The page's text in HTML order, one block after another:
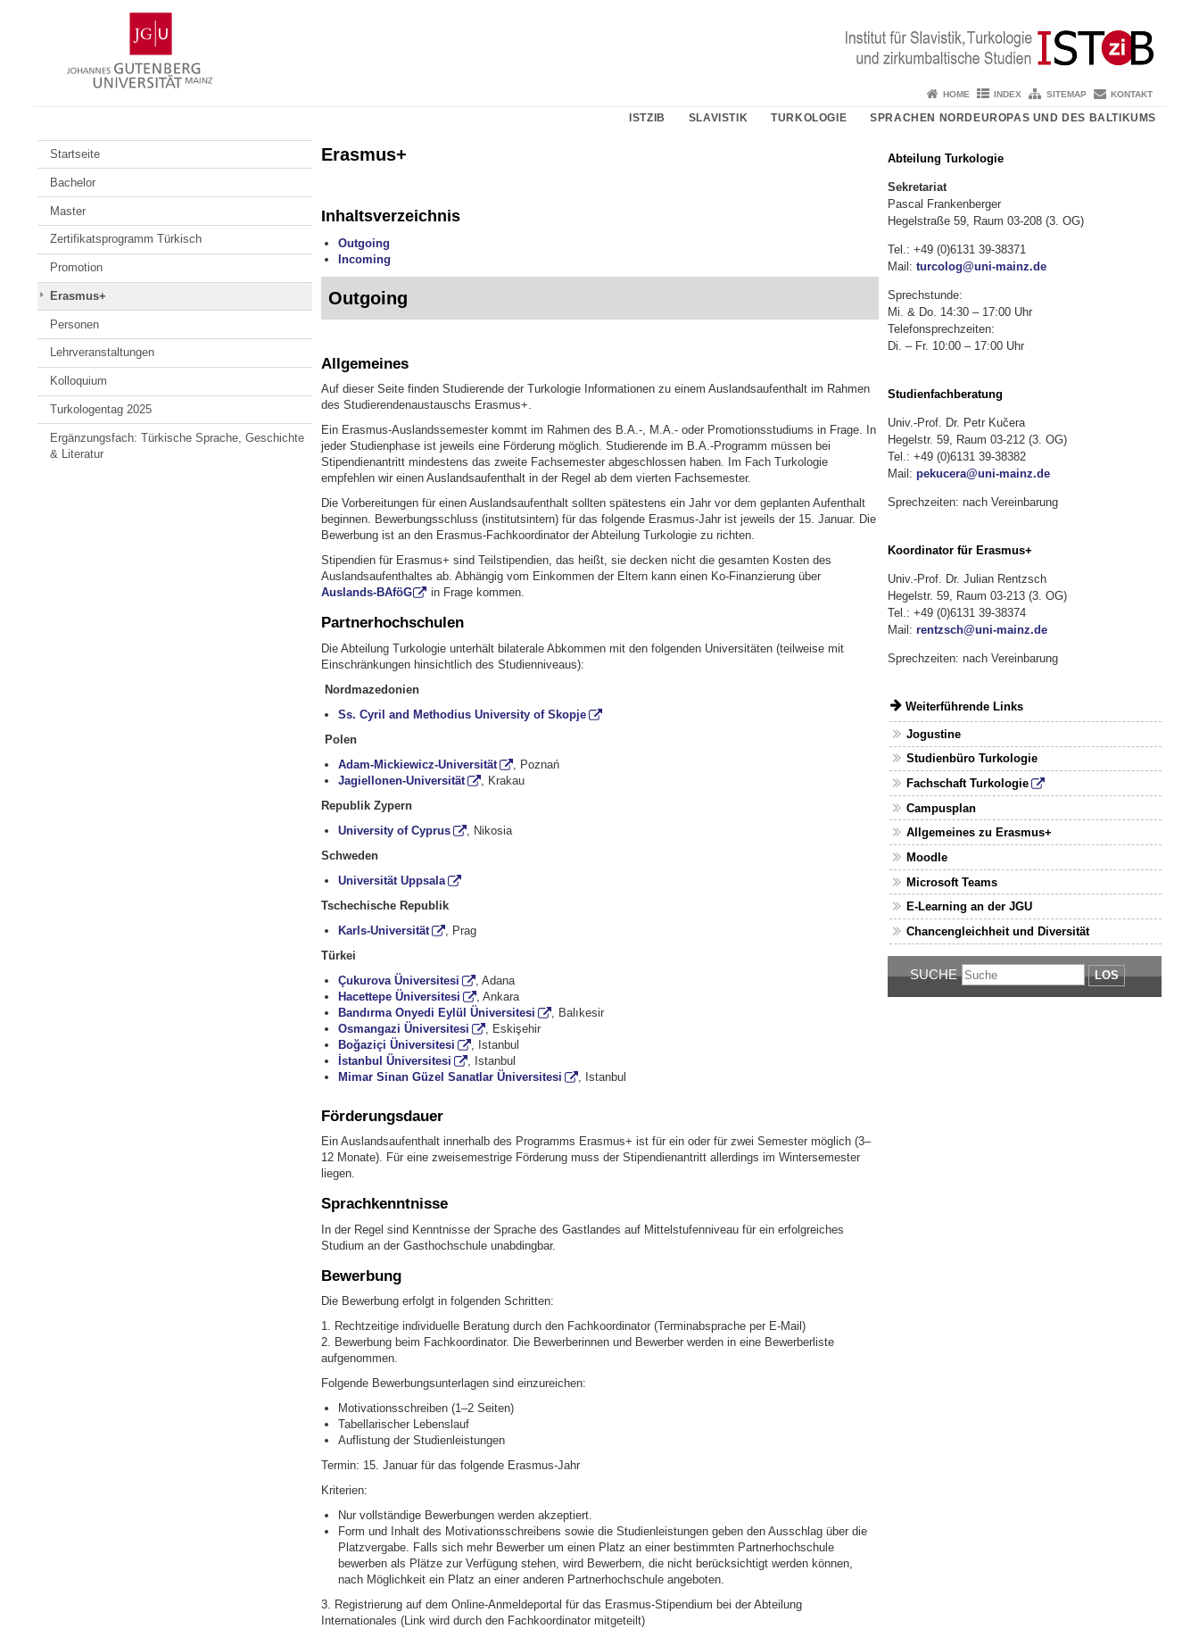
Gutenberg-
Universität
Mainz
HOME INDEX SITEMAP KONTAKT
ISTZIB SLAVISTIK TURKOLOGIE SPRACHEN NORDEUROPAS UND DES BALTIKUMS
Startseite
Bachelor
Master
Zertifikatsprogramm Türkisch
Promotion
Erasmus+
Personen
Lehrveranstaltungen
Kolloquium
Turkologentag 2025
Ergänzungsfach: Türkische Sprache, Geschichte
& Literatur
Erasmus+
Inhaltsverzeichnis
Outgoing
Incoming
Outgoing
Allgemeines
Auf dieser Seite finden Studierende der Turkologie Informationen zu einem Auslandsaufenthalt im Rahmen
des Studierendenaustauschs Erasmus+.
Ein Erasmus-Auslandssemester kommt im Rahmen des B.A.-, M.A.- oder Promotionsstudiums in Frage. In
jeder Studienphase ist jeweils eine Förderung möglich. Studierende im B.A.-Programm müssen bei
Stipendienantritt mindestens das zweite Fachsemester abgeschlossen haben. Im Fach Turkologie
empfehlen wir einen Auslandsaufenthalt in der Regel ab dem vierten Fachsemester.
Die Vorbereitungen für einen Auslandsaufenthalt sollten spätestens ein Jahr vor dem geplanten Aufenthalt
beginnen. Bewerbungsschluss (institutsintern) für das folgende Erasmus-Jahr ist jeweils der 15. Januar. Die
Bewerbung ist an den Erasmus-Fachkoordinator der Abteilung Turkologie zu richten.
Stipendien für Erasmus+ sind Teilstipendien, das heißt, sie decken nicht die gesamten Kosten des
Auslandsaufenthaltes ab. Abhängig vom Einkommen der Eltern kann einen Ko-Finanzierung über
Auslands-BAföG
in Frage kommen.
Partnerhochschulen
Die Abteilung Turkologie unterhält bilaterale Abkommen mit den folgenden Universitäten (teilweise mit
Einschränkungen hinsichtlich des Studienniveaus):
Nordmazedonien
Ss. Cyril and Methodius University of Skopje
Polen
Adam-Mickiewicz-Universität
, Poznań
Jagiellonen-Universität
, Krakau
Republik Zypern
University of Cyprus
, Nikosia
Schweden
Universität Uppsala
Tschechische Republik
Karls-Universität
, Prag
Türkei
Çukurova Üniversitesi
, Adana
Hacettepe Üniversitesi
, Ankara
Bandırma Onyedi Eylül Üniversitesi
, Balıkesir
Osmangazi Üniversitesi
, Eskişehir
Boğaziçi Üniversitesi
, Istanbul
İstanbul Üniversitesi
, Istanbul
Mimar Sinan Güzel Sanatlar Üniversitesi
, Istanbul
Förderungsdauer
Ein Auslandsaufenthalt innerhalb des Programms Erasmus+ ist für ein oder für zwei Semester möglich (3–
12 Monate). Für eine zweisemestrige Förderung muss der Stipendienantritt allerdings im Wintersemester
liegen.
Sprachkenntnisse
In der Regel sind Kenntnisse der Sprache des Gastlandes auf Mittelstufenniveau für ein erfolgreiches
Studium an der Gasthochschule unabdingbar.
Bewerbung
Die Bewerbung erfolgt in folgenden Schritten:
1. Rechtzeitige individuelle Beratung durch den Fachkoordinator (Terminabsprache per E-Mail)
2. Bewerbung beim Fachkoordinator. Die Bewerberinnen und Bewerber werden in eine Bewerberliste
aufgenommen.
Folgende Bewerbungsunterlagen sind einzureichen:
Motivationsschreiben (1–2 Seiten)
Tabellarischer Lebenslauf
Auflistung der Studienleistungen
Termin: 15. Januar für das folgende Erasmus-Jahr
Kriterien:
Nur vollständige Bewerbungen werden akzeptiert.
Form und Inhalt des Motivationsschreibens sowie die Studienleistungen geben den Ausschlag über die
Platzvergabe. Falls sich mehr Bewerber um einen Platz an einer bestimmten Partnerhochschule
bewerben als Plätze zur Verfügung stehen, wird Bewerbern, die nicht berücksichtigt werden können,
nach Möglichkeit ein Platz an einer anderen Partnerhochschule angeboten.
3. Registrierung auf dem Online-Anmeldeportal für das Erasmus-Stipendium bei der Abteilung
Internationales (Link wird durch den Fachkoordinator mitgeteilt)
Abteilung Turkologie
Sekretariat
Pascal Frankenberger
Hegelstraße 59, Raum 03-208 (3. OG)
Tel.: +49 (0)6131 39-38371
Mail: turcolog@uni-mainz.de
Sprechstunde:
Mi. & Do. 14:30 – 17:00 Uhr
Telefonsprechzeiten:
Di. – Fr. 10:00 – 17:00 Uhr
Studienfachberatung
Univ.-Prof. Dr. Petr Kučera
Hegelstr. 59, Raum 03-212 (3. OG)
Tel.: +49 (0)6131 39-38382
Mail: pekucera@uni-mainz.de
Sprechzeiten: nach Vereinbarung
Koordinator für Erasmus+
Univ.-Prof. Dr. Julian Rentzsch
Hegelstr. 59, Raum 03-213 (3. OG)
Tel.: +49 (0)6131 39-38374
Mail: rentzsch@uni-mainz.de
Sprechzeiten: nach Vereinbarung
Weiterführende Links
Jogustine
Studienbüro Turkologie
Fachschaft Turkologie
Campusplan
Allgemeines zu Erasmus+
Moodle
Microsoft Teams
E-Learning an der JGU
Chancengleichheit und Diversität
SUCHE LOS